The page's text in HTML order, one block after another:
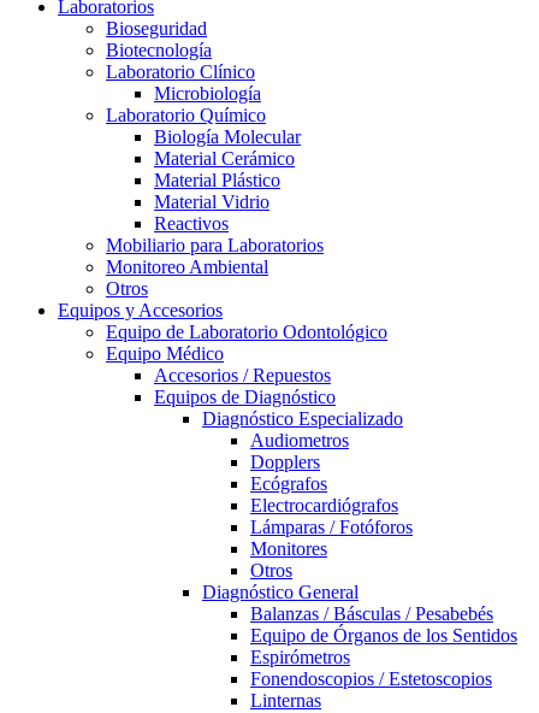
Laboratorios
Bioseguridad
Biotecnología
Laboratorio Clínico
Microbiología
Laboratorio Químico
Biología Molecular
Material Cerámico
Material Plástico
Material Vidrio
Reactivos
Mobiliario para Laboratorios
Monitoreo Ambiental
Otros
Equipos y Accesorios
Equipo de Laboratorio Odontológico
Equipo Médico
Accesorios / Repuestos
Equipos de Diagnóstico
Diagnóstico Especializado
Audiometros
Dopplers
Ecógrafos
Electrocardiógrafos
Lámparas / Fotóforos
Monitores
Otros
Diagnóstico General
Balanzas / Básculas / Pesabebés
Equipo de Órganos de los Sentidos
Espirómetros
Fonendoscopios / Estetoscopios
Linternas